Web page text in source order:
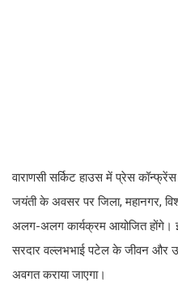
वाराणसी सर्किट हाउस में प्रेस
जयंती के अवसर पर जिला, महानगर,
अलग-अलग कार्यक्रम आयोजित होंगे।
सरदार वल्लभभाई पटेल के जीवन और
अवगत कराया जाएगा।